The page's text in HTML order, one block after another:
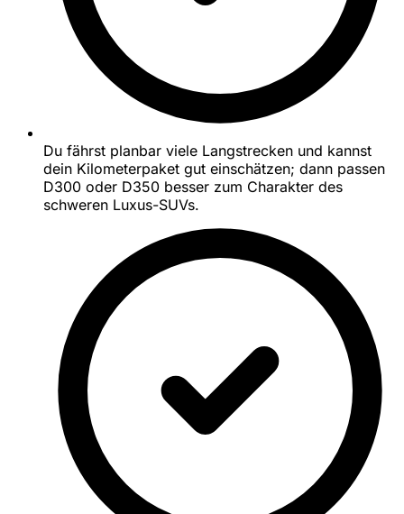
Du fährst planbar viele Langstrecken und kannst
dein Kilometerpaket gut einschätzen; dann passen
D300 oder D350 besser zum Charakter des
schweren Luxus-SUVs.